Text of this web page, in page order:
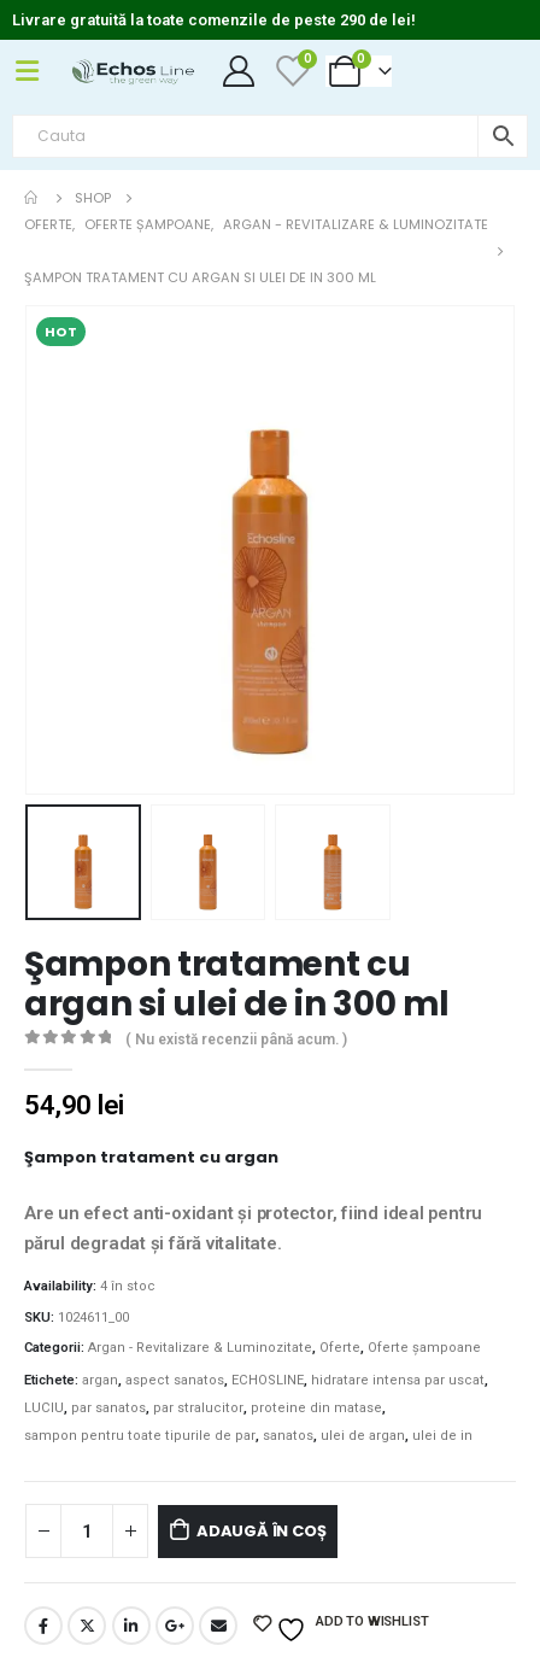
Livrare gratuită la toate comenzile de peste 290 de lei!
0 0
SHOP
OFERTE, OFERTE ȘAMPOANE, ARGAN - REVITALIZARE & LUMINOZITATE
ŞAMPON TRATAMENT CU ARGAN SI ULEI DE IN 300 ML
HOT
Şampon tratament cu
argan si ulei de in 300 ml
( Nu există recenzii până acum. )
54,90 lei
Şampon tratament cu argan
Are un efect anti-oxidant și protector, fiind ideal pentru
părul degradat și fără vitalitate.
Availability: 4 în stoc
SKU: 1024611_00
Categorii: Argan - Revitalizare & Luminozitate, Oferte, Oferte șampoane
Etichete: argan, aspect sanatos, ECHOSLINE, hidratare intensa par uscat,
LUCIU, par sanatos, par stralucitor, proteine din matase,
sampon pentru toate tipurile de par, sanatos, ulei de argan, ulei de in
ADAUGĂ ÎN COȘ
ADD TO WISHLIST